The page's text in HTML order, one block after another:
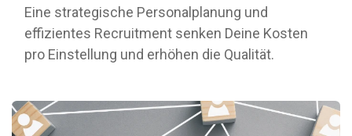
Eine strategische Personalplanung und
effizientes Recruitment senken Deine Kosten
pro Einstellung und erhöhen die Qualität.